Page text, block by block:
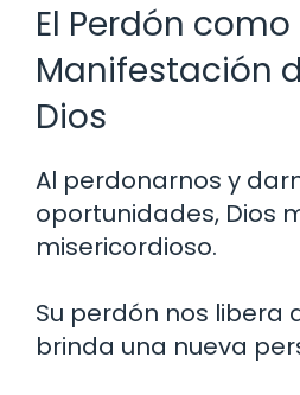
El Perdón como
Manifestación
Dios
Al perdonarnos y
oportunidades, Dios
misericordioso.
Su perdón nos libera
brinda una nueva